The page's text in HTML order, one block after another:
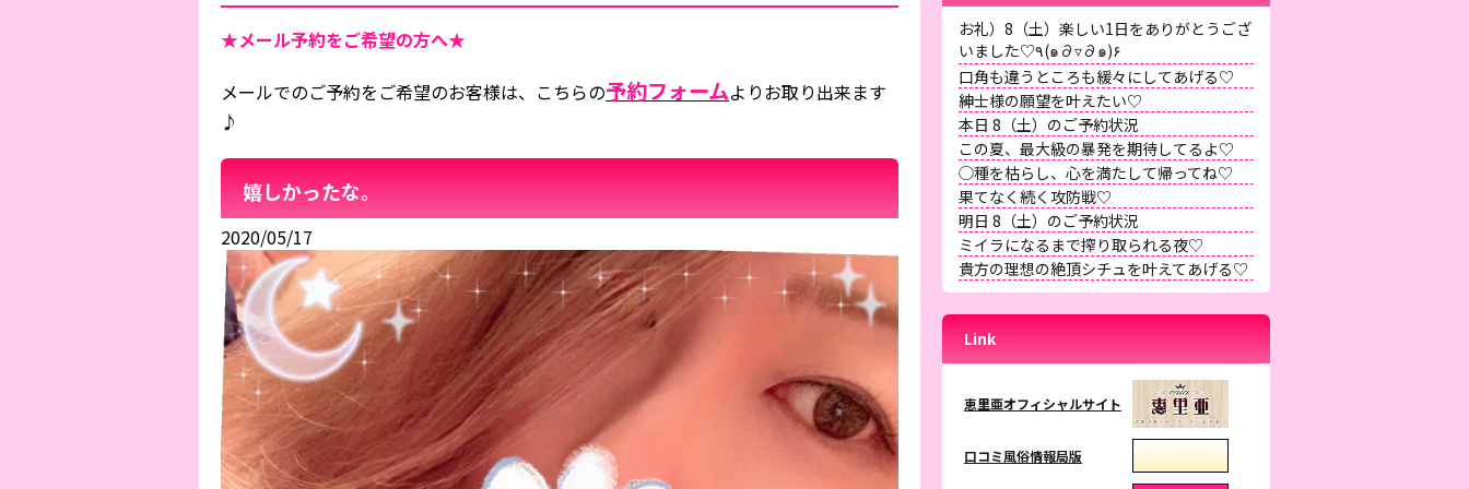
★メール予約をご希望の方へ★
メールでのご予約をご希望のお客様は、こちらの予約フォームよりお取り出来ます
♪
嬉しかったな。
2020/05/17
お礼）8（土）楽しい1日をありがとうござ
いました♡٩(๑∂▿∂๑)۶
口角も違うところも緩々にしてあげる♡
紳士様の願望を叶えたい♡
本日 8（土）のご予約状況
この夏、最大級の暴発を期待してるよ♡
◯種を枯らし、心を満たして帰ってね♡
果てなく続く攻防戦♡
明日 8（土）のご予約状況
ミイラになるまで搾り取られる夜♡
貴方の理想の絶頂シチュを叶えてあげる♡
Link
恵里亜オフィシャルサイト
口コミ風俗情報局版